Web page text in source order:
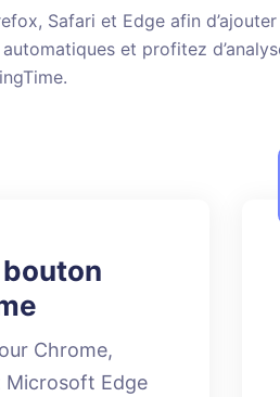
Safari et Edge afin
et profitez
Chrome,
Microsoft Edge